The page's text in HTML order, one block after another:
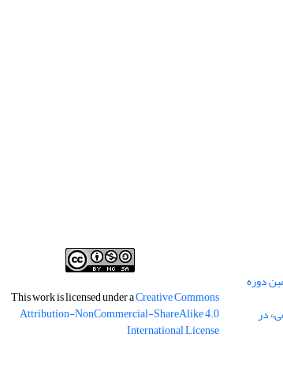
دوره
در
This work is licensed under aCreative Commons
Attribution-NonCommercial-ShareAlike 4.0
International License